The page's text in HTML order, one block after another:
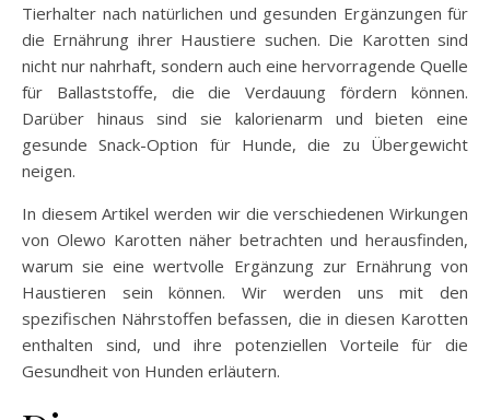
Tierhalter nach natürlichen und gesunden Ergänzungen für
die Ernährung ihrer Haustiere suchen. Die Karotten sind
nicht nur nahrhaft, sondern auch eine hervorragende Quelle
für Ballaststoffe, die die Verdauung fördern können.
Darüber hinaus sind sie kalorienarm und bieten eine
gesunde Snack-Option für Hunde, die zu Übergewicht
neigen.
In diesem Artikel werden wir die verschiedenen Wirkungen
von Olewo Karotten näher betrachten und herausfinden,
warum sie eine wertvolle Ergänzung zur Ernährung von
Haustieren sein können. Wir werden uns mit den
spezifischen Nährstoffen befassen, die in diesen Karotten
enthalten sind, und ihre potenziellen Vorteile für die
Gesundheit von Hunden erläutern.